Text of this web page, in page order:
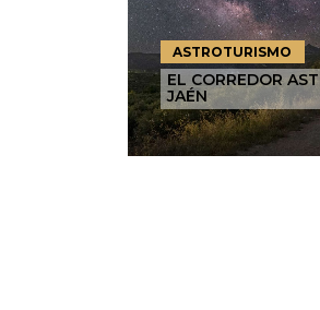
ASTROTURISMO
EL CORREDOR
JAÉN